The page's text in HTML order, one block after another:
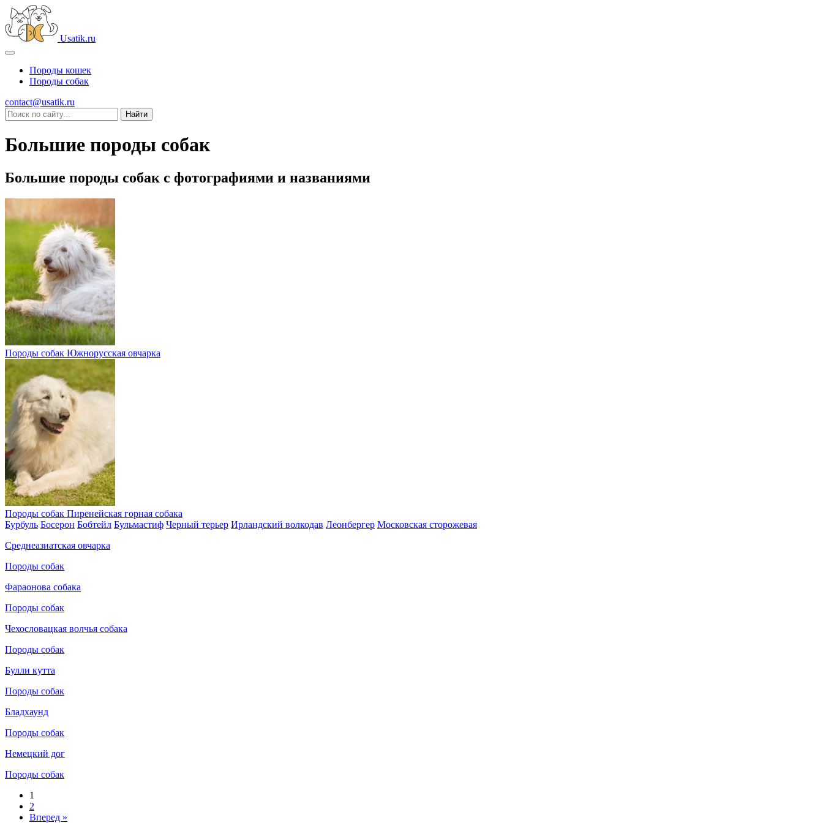
Usatik.ru
Породы кошек
Породы собак
contact@usatik.ru
Большие породы собак
Большие породы собак с фотографиями и названиями
Породы собак Южнорусская овчарка
Породы собак Пиренейская горная собака
Бурбуль Босерон Бобтейл Бульмастиф Черный терьер Ирландский волкодав Леонбергер Московская сторожевая
Среднеазиатская овчарка
Породы собак
Фараонова собака
Породы собак
Чехословацкая волчья собака
Породы собак
Булли кутта
Породы собак
Бладхаунд
Породы собак
Немецкий дог
Породы собак
1
2
Вперед »